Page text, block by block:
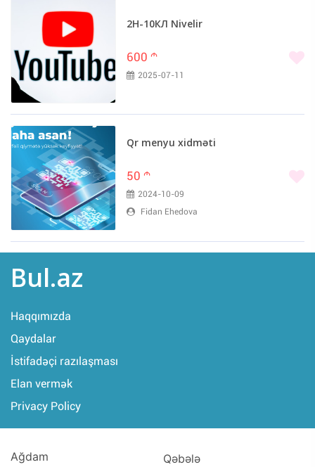
2H-10КЛ Nivelir
600 m
2025-07-11
Qr menyu xidməti
50 m
2024-10-09
Fidan Ehedova
Bul.az
Haqqımızda
Qaydalar
İstifadəçi razılaşması
Elan vermək
Privacy Policy
Ağdam
Qəbələ